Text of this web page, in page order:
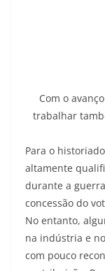
Com o
trabalhar
Para o
altamente
durante a
concessão do
No entanto,
na indústria e
com pouco